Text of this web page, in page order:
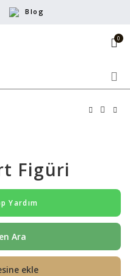
Blog
0
Figüri
Yardım
Ara
ekle